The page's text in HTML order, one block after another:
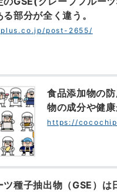
部分が全く違う。
post-2655/
食品添加物の
物の成分や健
https://
ツ種子抽出物（GSE）